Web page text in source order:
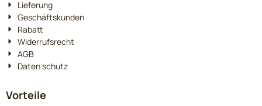
Lieferung
Geschäftskunden
Rabatt
Widerrufsrecht
AGB
Daten schutz
Vorteile